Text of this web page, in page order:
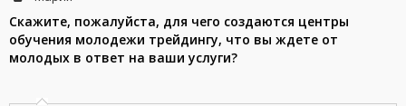
Скажите, пожалуйста, для чего создаются центры
обучения молодежи трейдингу, что вы ждете от
молодых в ответ на ваши услуги?